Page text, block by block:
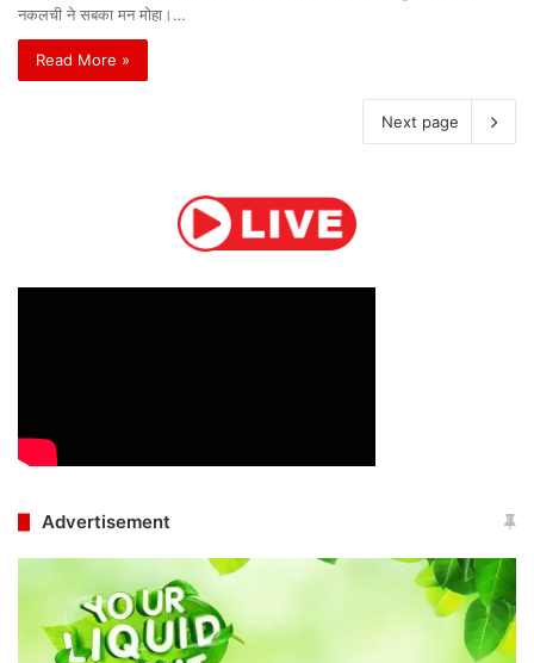
नकलची ने सबका मन मोहा।…
Read More »
Next page
Advertisement